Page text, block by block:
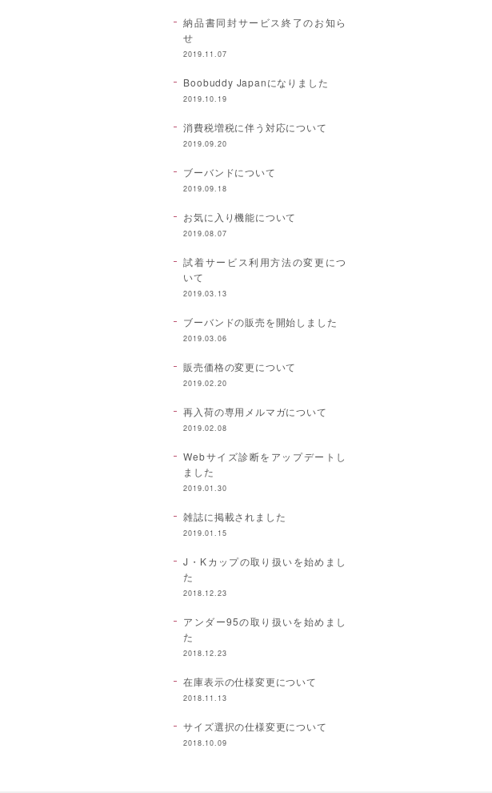
納品書同封サービス終了のお知ら
せ
2019.11.07
Boobuddy Japanになりました
2019.10.19
消費税増税に伴う対応について
2019.09.20
ブーバンドについて
2019.09.18
お気に入り機能について
2019.08.07
試着サービス利用方法の変更につ
いて
2019.03.13
ブーバンドの販売を開始しました
2019.03.06
販売価格の変更について
2019.02.20
再入荷の専用メルマガについて
2019.02.08
Webサイズ診断をアップデートし
ました
2019.01.30
雑誌に掲載されました
2019.01.15
J・Kカップの取り扱いを始めまし
た
2018.12.23
アンダー95の取り扱いを始めまし
た
2018.12.23
在庫表示の仕様変更について
2018.11.13
サイズ選択の仕様変更について
2018.10.09